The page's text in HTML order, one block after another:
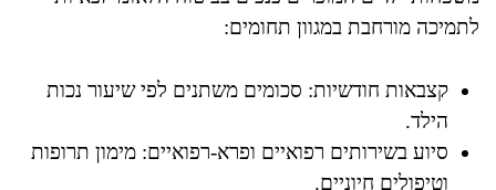
לתמיכה מורחבת במגוון תחומים:
קצבאות חודשיות: סכומים משתנים לפי שיעור נכות
הילד.
סיוע בשירותים רפואיים ופרא-רפואיים: מימון תרופות
וטיפולים חיוניים.